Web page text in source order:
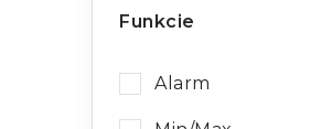
Funkcie
Alarm